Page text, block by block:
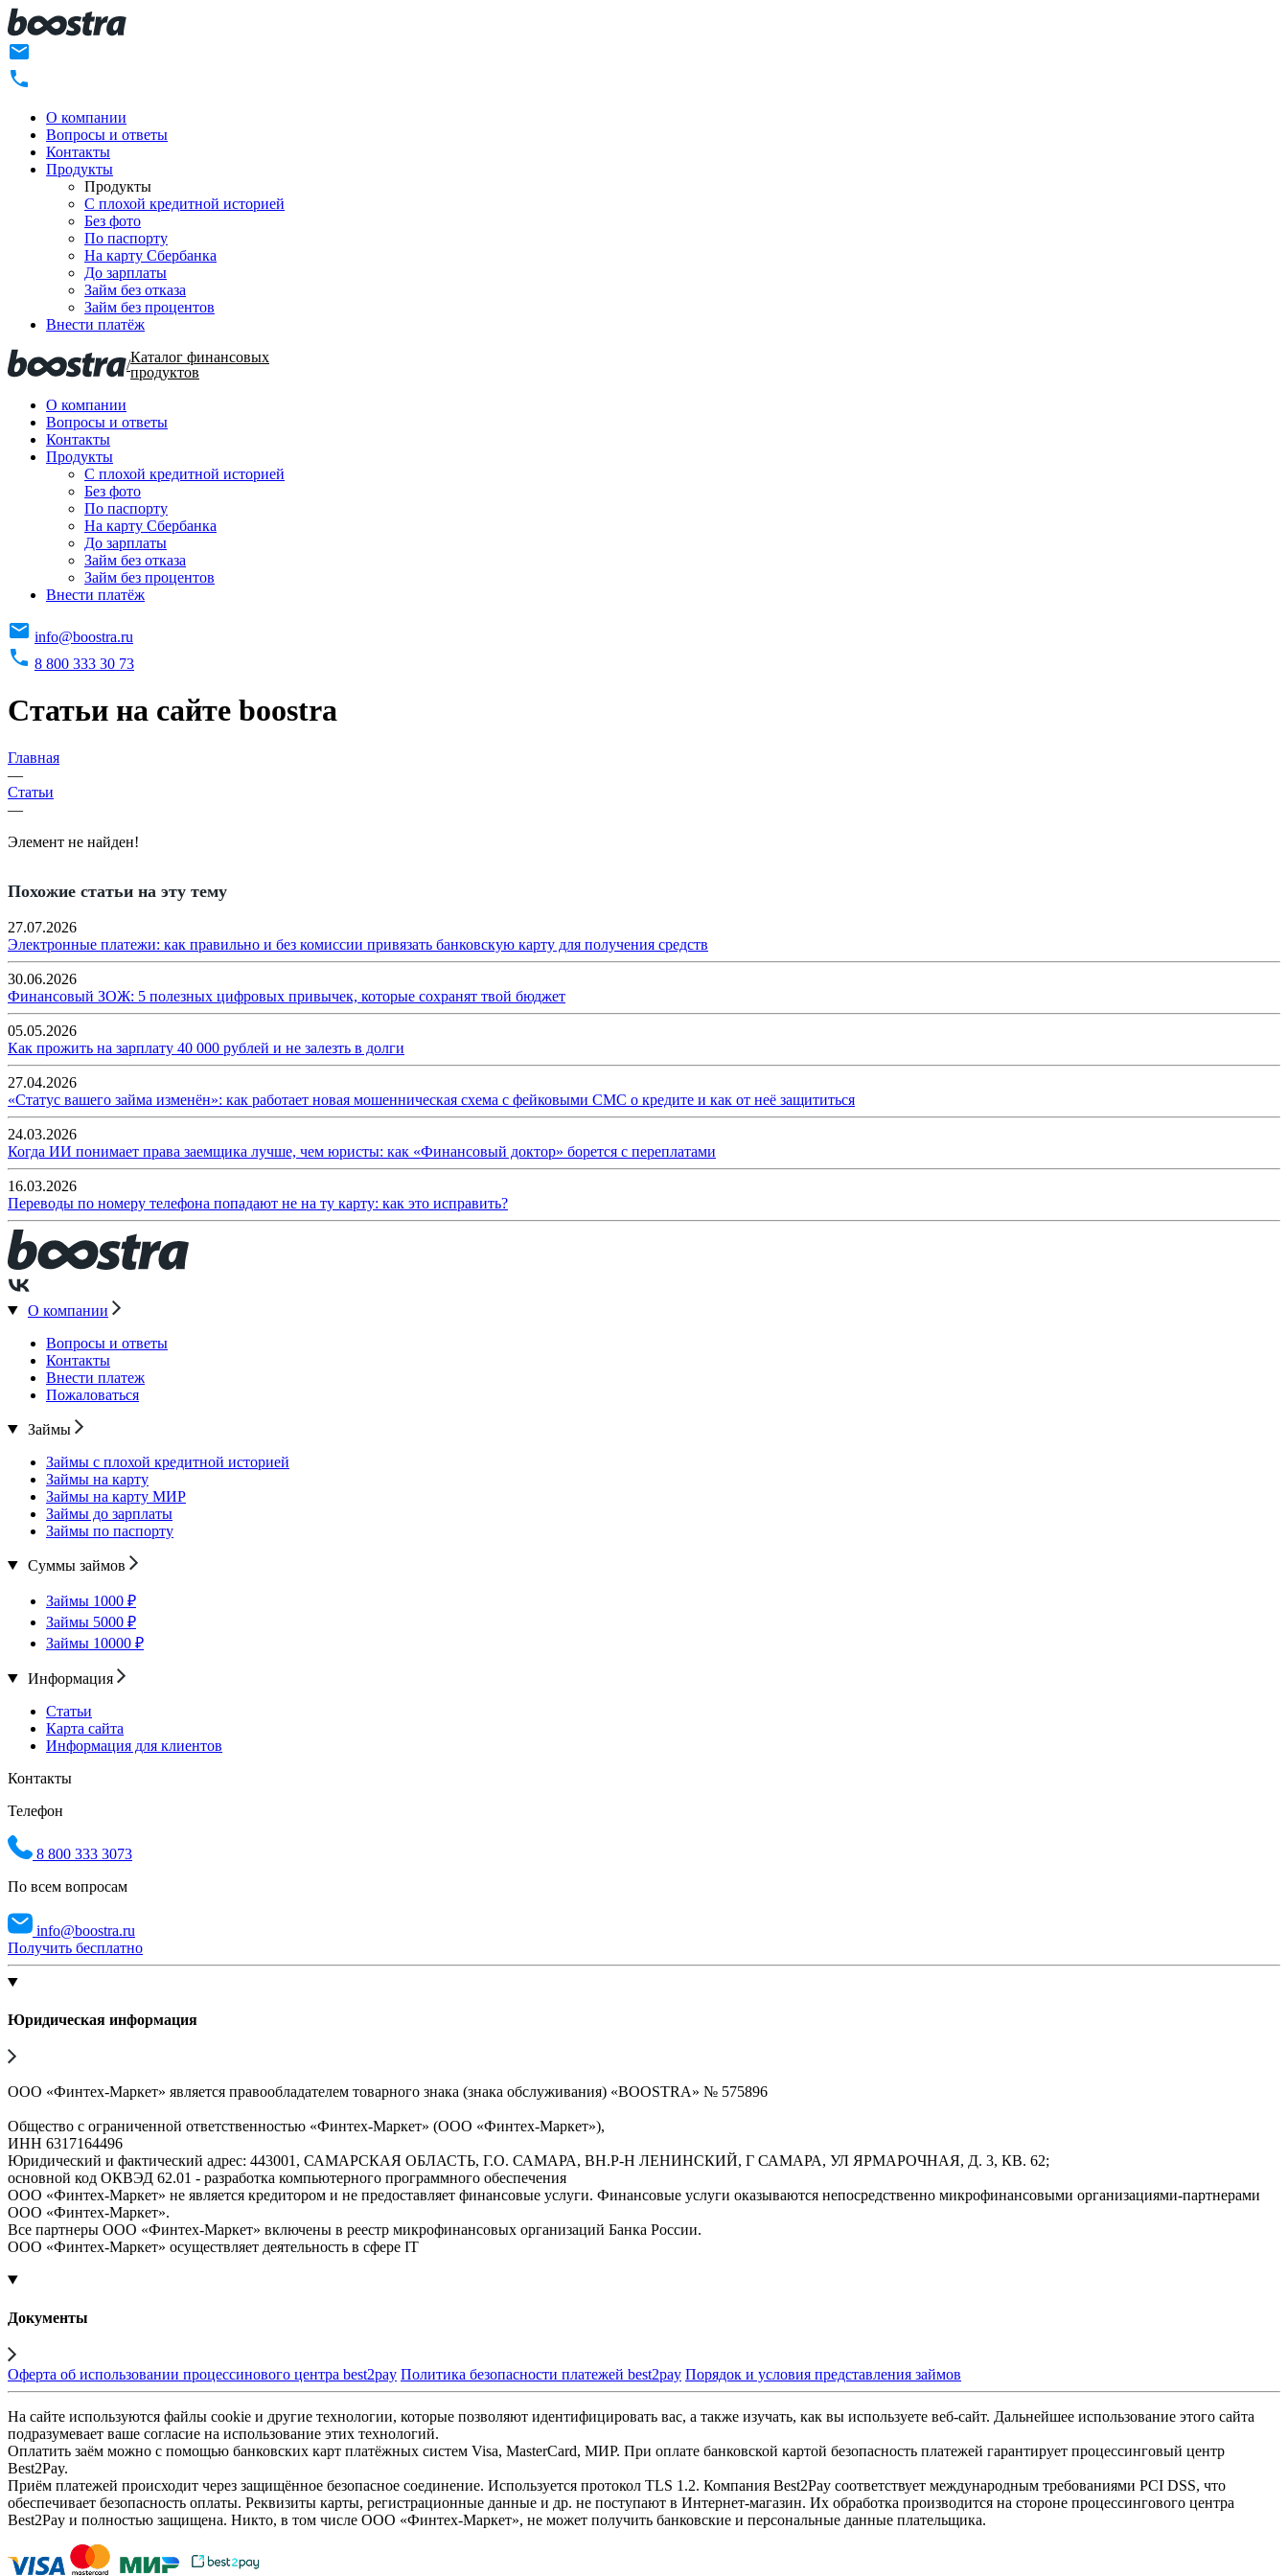
О компании
Вопросы и ответы
Контакты
Продукты
Продукты
C плохой кредитной историей
Без фото
По паспорту
На карту Сбербанка
До зарплаты
Займ без отказа
Займ без процентов
Внести платёж
/Каталог финансовых
продуктов
О компании
Вопросы и ответы
Контакты
Продукты
C плохой кредитной историей
Без фото
По паспорту
На карту Сбербанка
До зарплаты
Займ без отказа
Займ без процентов
Внести платёж
info@boostra.ru
8 800 333 30 73
Статьи на сайте boostra
Главная
—
Статьи
—
Элемент не найден!
Похожие статьи на эту тему
27.07.2026
Электронные платежи: как правильно и без комиссии привязать банковскую карту для получения средств
30.06.2026
Финансовый ЗОЖ: 5 полезных цифровых привычек, которые сохранят твой бюджет
05.05.2026
Как прожить на зарплату 40 000 рублей и не залезть в долги
27.04.2026
«Статус вашего займа изменён»: как работает новая мошенническая схема с фейковыми СМС о кредите и как от неё защититься
24.03.2026
Когда ИИ понимает права заемщика лучше, чем юристы: как «Финансовый доктор» борется с переплатами
16.03.2026
Переводы по номеру телефона попадают не на ту карту: как это исправить?
О компании
Вопросы и ответы
Контакты
Внести платеж
Пожаловаться
Займы
Займы с плохой кредитной историей
Займы на карту
Займы на карту МИР
Займы до зарплаты
Займы по паспорту
Суммы займов
Займы 1000 ₽
Займы 5000 ₽
Займы 10000 ₽
Информация
Статьи
Карта сайта
Информация для клиентов
Контакты
Телефон
8 800 333 3073
По всем вопросам
info@boostra.ru
Получить бесплатно
Юридическая информация
ООО «Финтех-Маркет» является правообладателем товарного знака (знака обслуживания) «BOOSTRA» № 575896
Общество с ограниченной ответственностью «Финтех-Маркет» (ООО «Финтех-Маркет»),
ИНН 6317164496
Юридический и фактический адрес: 443001, САМАРСКАЯ ОБЛАСТЬ, Г.О. САМАРА, ВН.Р-Н ЛЕНИНСКИЙ, Г САМАРА, УЛ ЯРМАРОЧНАЯ, Д. 3, КВ. 62;
основной код ОКВЭД 62.01 - разработка компьютерного программного обеспечения
ООО «Финтех-Маркет» не является кредитором и не предоставляет финансовые услуги. Финансовые услуги оказываются непосредственно микрофинансовыми организациями-партнерами
ООО «Финтех-Маркет».
Все партнеры ООО «Финтех-Маркет» включены в реестр микрофинансовых организаций Банка России.
ООО «Финтех-Маркет» осуществляет деятельность в сфере IT
Документы
Оферта об использовании процессинового центра best2pay Политика безопасности платежей best2pay Порядок и условия представления займов
На сайте используются файлы cookie и другие технологии, которые позволяют идентифицировать вас, а также изучать, как вы используете веб-сайт. Дальнейшее использование этого сайта
подразумевает ваше согласие на использование этих технологий.
Оплатить заём можно с помощью банковских карт платёжных систем Visa, MasterCard, МИР. При оплате банковской картой безопасность платежей гарантирует процессинговый центр
Best2Pay.
Приём платежей происходит через защищённое безопасное соединение. Используется протокол TLS 1.2. Компания Best2Pay соответствует международным требованиями PCI DSS, что
обеспечивает безопасность оплаты. Реквизиты карты, регистрационные данные и др. не поступают в Интернет-магазин. Их обработка производится на стороне процессингового центра
Best2Pay и полностью защищена. Никто, в том числе ООО «Финтех-Маркет», не может получить банковские и персональные данные плательщика.